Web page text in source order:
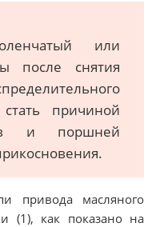
или
после снятия
причиной
и поршней
привода масляного
(1), как показано на